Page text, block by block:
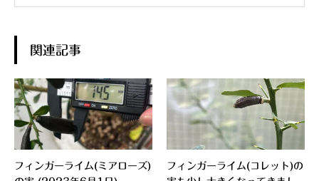
関連記事
フィンガーライム(ミアローズ)
フィンガーライム(コレット)の